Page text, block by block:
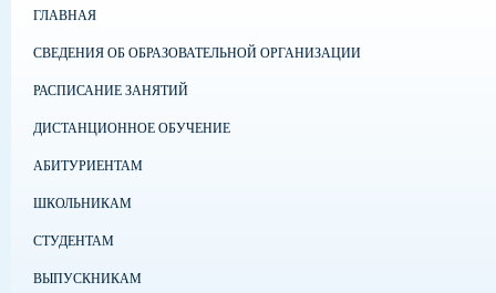
ГЛАВНАЯ
СВЕДЕНИЯ ОБ ОБРАЗОВАТЕЛЬНОЙ ОРГАНИЗАЦИИ
РАСПИСАНИЕ ЗАНЯТИЙ
ДИСТАНЦИОННОЕ ОБУЧЕНИЕ
АБИТУРИЕНТАМ
ШКОЛЬНИКАМ
СТУДЕНТАМ
ВЫПУСКНИКАМ